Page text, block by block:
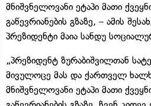
მნიშვნელოვანი ეტაპი მათი
გაწევრიანების გზაზე, – ამის
პრეზიდენტი მაია სანდუ
„პრეზიდენტ ზურაბიშვილთან
მივულოცე მას და ქართველ
მნიშვნელოვანი ეტაპი მათი